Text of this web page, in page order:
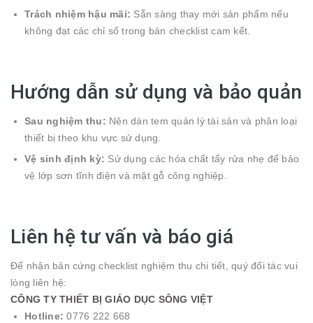
Trách nhiệm hậu mãi: Sẵn sàng thay mới sản phẩm nếu
không đạt các chỉ số trong bản checklist cam kết.
Hướng dẫn sử dụng và bảo quản
Sau nghiệm thu: Nên dán tem quản lý tài sản và phân loại
thiết bị theo khu vực sử dụng.
Vệ sinh định kỳ: Sử dụng các hóa chất tẩy rửa nhẹ để bảo
vệ lớp sơn tĩnh điện và mặt gỗ công nghiệp.
Liên hệ tư vấn và báo giá
Để nhận bản cứng checklist nghiệm thu chi tiết, quý đối tác vui
lòng liên hệ:
CÔNG TY THIẾT BỊ GIÁO DỤC SÔNG VIỆT
Hotline: 0776 222 668